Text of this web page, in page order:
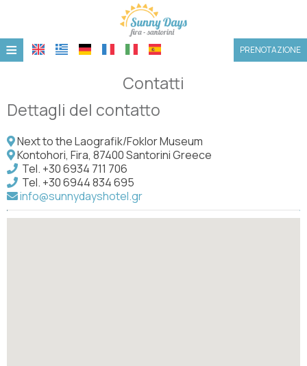
≡ PRENOTAZIONE
POSIZIONE
STRUTTURE
GALLERIA FOTOGRAFICA
Contatti
Dettagli del contatto
Next to the Laografik/Foklor Museum
Kontohori, Fira, 87400 Santorini Greece
Tel. +30 6934 711 706
Tel. +30 6944 834 695
info@sunnydayshotel.gr